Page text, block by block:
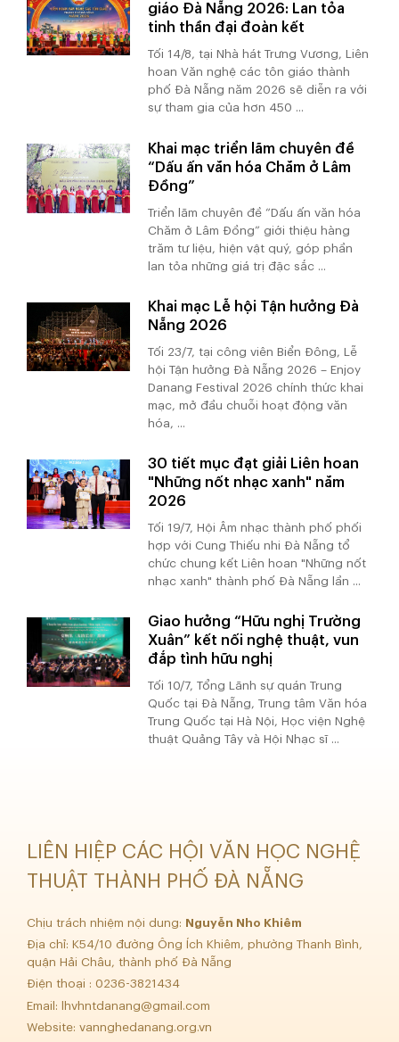
giáo Đà Nẵng 2026: Lan tỏa
tinh thần đại đoàn kết
Tối 14/8, tại Nhà hát Trưng Vương, Liên
hoan Văn nghệ các tôn giáo thành
phố Đà Nẵng năm 2026 sẽ diễn ra với
sự tham gia của hơn 450 ...
Khai mạc triển lãm chuyên đề
“Dấu ấn văn hóa Chăm ở Lâm
Đồng”
Triển lãm chuyên đề “Dấu ấn văn hóa
Chăm ở Lâm Đồng” giới thiệu hàng
trăm tư liệu, hiện vật quý, góp phần
lan tỏa những giá trị đặc sắc ...
Khai mạc Lễ hội Tận hưởng Đà
Nẵng 2026
Tối 23/7, tại công viên Biển Đông, Lễ
hội Tận hưởng Đà Nẵng 2026 – Enjoy
Danang Festival 2026 chính thức khai
mạc, mở đầu chuỗi hoạt động văn
hóa, ...
30 tiết mục đạt giải Liên hoan
"Những nốt nhạc xanh" năm
2026
Tối 19/7, Hội Âm nhạc thành phố phối
hợp với Cung Thiếu nhi Đà Nẵng tổ
chức chung kết Liên hoan "Những nốt
nhạc xanh" thành phố Đà Nẵng lần ...
Giao hưởng “Hữu nghị Trường
Xuân” kết nối nghệ thuật, vun
đắp tình hữu nghị
Tối 10/7, Tổng Lãnh sự quán Trung
Quốc tại Đà Nẵng, Trung tâm Văn hóa
Trung Quốc tại Hà Nội, Học viện Nghệ
thuật Quảng Tây và Hội Nhạc sĩ ...
LIÊN HIỆP CÁC HỘI VĂN HỌC NGHỆ
THUẬT THÀNH PHỐ ĐÀ NẴNG
Chịu trách nhiệm nội dung:
Nguyễn Nho Khiêm
Địa chỉ: K54/10 đường Ông Ích Khiêm, phường Thanh Bình,
quận Hải Châu, thành phố Đà Nẵng
Điện thoại : 0236-3821434
Email:
lhvhntdanang@gmail.com
Website: vannghedanang.org.vn